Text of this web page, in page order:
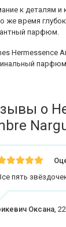
к деталям и
же время
парфюм.
Hermessence
о
пять
Оксана,